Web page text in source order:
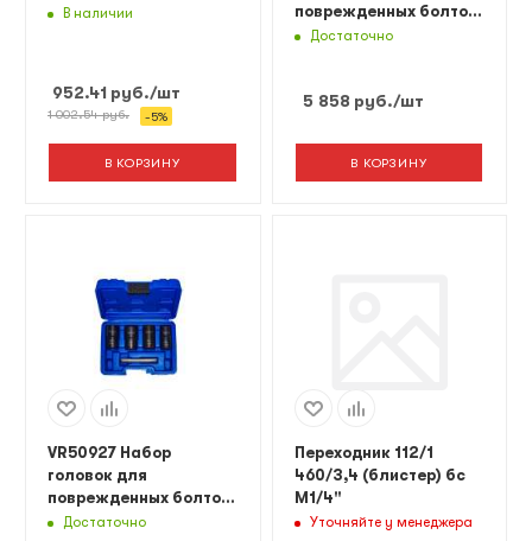
В наличии
952.41 руб./шт
1 002.54руб. -5%
В КОРЗИНУ
поврежденных болтов
и гаек 16 пр. Vertul
Достаточно
5 858 руб./шт
В КОРЗИНУ
VR50927 Набор
головок для
поврежденных болтов
и гаек 5 пр. Vertul
Достаточно
Переходник 112/1
460/3,4 (блистер) бс
М1/4"
Уточняйте у менеджера